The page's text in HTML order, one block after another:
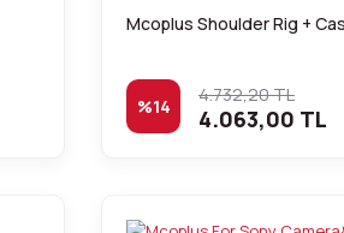
Mcoplus Shoulder Rig +
%14 4.732,20 TL
4.063,00 TL